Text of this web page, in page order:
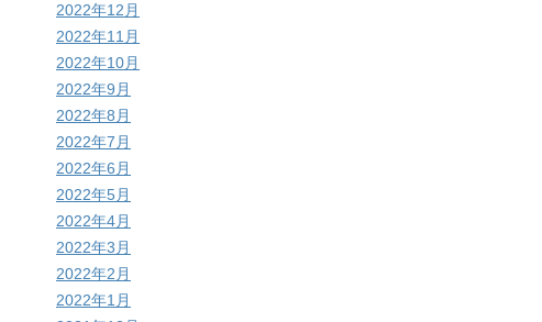
2022年12月
2022年11月
2022年10月
2022年9月
2022年8月
2022年7月
2022年6月
2022年5月
2022年4月
2022年3月
2022年2月
2022年1月